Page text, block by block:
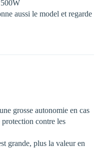
aussi le model et regarde
grosse autonomie en cas
contre les
grande, plus la valeur en